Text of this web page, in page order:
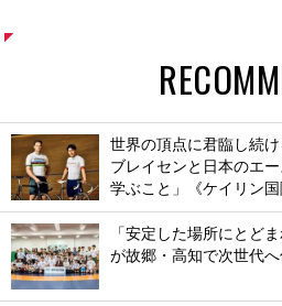
世界の頂点に君臨し続
ブレイセンと日本のエ
学ぶこと」《ケイリン
「安定した場所にとど
が故郷・高知で次世代